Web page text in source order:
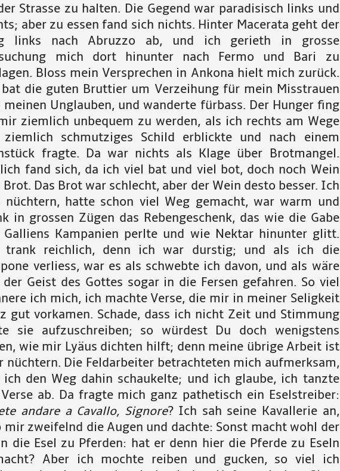
Strasse zu halten. Die Gegend war paradisisch links und
aber zu essen fand sich nichts. Hinter Macerata geht der
links nach Abruzzo ab, und ich gerieth in grosse
mich dort hinunter nach Fermo und Bari zu
Bloss mein Versprechen in Ankona hielt mich zurück.
die guten Bruttier um Verzeihung für mein Misstrauen
meinen Unglauben, und wanderte fürbass. Der Hunger fing
ziemlich unbequem zu werden, als ich rechts am Wege
schmutziges Schild erblickte und nach einem
fragte. Da war nichts als Klage über Brotmangel.
fand sich, da ich viel bat und viel bot, doch noch Wein
Brot. Das Brot war schlecht, aber der Wein desto besser. Ich
nüchtern, hatte schon viel Weg gemacht, war warm und
in grossen Zügen das Rebengeschenk, das wie die Gabe
Galliens Kampanien perlte und wie Nektar hinunter glitt.
trank reichlich, denn ich war durstig; und als ich die
verliess, war es als schwebte ich davon, und als wäre
Geist des Gottes sogar in die Fersen gefahren. So viel
ich mich, ich machte Verse, die mir in meiner Seligkeit
gut vorkamen. Schade, dass ich nicht Zeit und Stimmung
sie aufzuschreiben; so würdest Du doch wenigstens
wie mir Lyäus dichten hilft; denn meine übrige Arbeit ist
nüchtern. Die Feldarbeiter betrachteten mich aufmerksam,
ich den Weg dahin schaukelte; und ich glaube, ich tanzte
ab. Da fragte mich ganz pathetisch ein Eselstreiber:
andare a Cavallo, Signore? Ich sah seine Kavallerie an,
mir zweifelnd die Augen und dachte: Sonst macht wohl der
die Esel zu Pferden: hat er denn hier die Pferde zu Eseln
Aber ich mochte reiben und gucken, so viel ich